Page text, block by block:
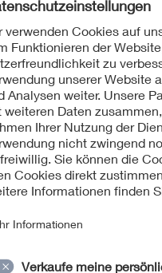
240 V
220 V
230 V